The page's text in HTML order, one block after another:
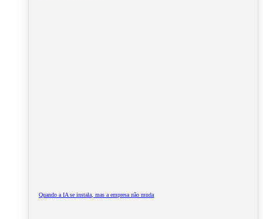
Quando a IA se instala, mas a empresa não muda